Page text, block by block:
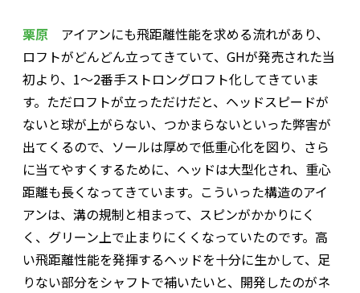
栗原 アイアンにも飛距離性能を求める流れがあり、
ロフトがどんどん立ってきていて、GHが発売された当
初より、1〜2番手ストロングロフト化してきていま
す。ただロフトが立っただけだと、ヘッドスピードが
ないと球が上がらない、つかまらないといった弊害が
出てくるので、ソールは厚めで低重心化を図り、さら
に当てやすくするために、ヘッドは大型化され、重心
距離も長くなってきています。こういった構造のアイ
アンは、溝の規制と相まって、スピンがかかりにく
く、グリーン上で止まりにくくなっていたのです。高
い飛距離性能を発揮するヘッドを十分に生かして、足
りない部分をシャフトで補いたいと、開発したのがネ